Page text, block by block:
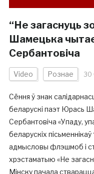
“Не загаснуць
Шамецька
Сербантовіча
Video Рознае 30
Сёння ў знак
беларускі паэт Юрась
Сербантовіча «Упаду,
беларускіх
адмысловы флэшмоб і
хрэстаматыю «Не
Мінску пачала